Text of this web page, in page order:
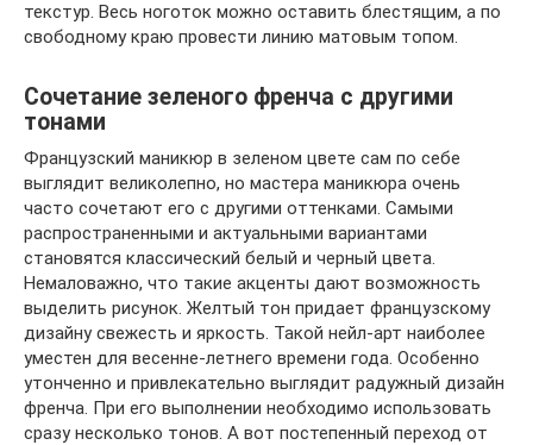
текстур. Весь ноготок можно оставить блестящим, а по
свободному краю провести линию матовым топом.
Сочетание зеленого френча с другими
тонами
Французский маникюр в зеленом цвете сам по себе
выглядит великолепно, но мастера маникюра очень
часто сочетают его с другими оттенками. Самыми
распространенными и актуальными вариантами
становятся классический белый и черный цвета.
Немаловажно, что такие акценты дают возможность
выделить рисунок. Желтый тон придает французскому
дизайну свежесть и яркость. Такой нейл-арт наиболее
уместен для весенне-летнего времени года. Особенно
утонченно и привлекательно выглядит радужный дизайн
френча. При его выполнении необходимо использовать
сразу несколько тонов. А вот постепенный переход от